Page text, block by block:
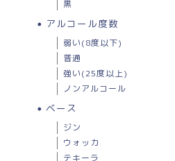
黒
アルコール度数
弱い(8度以下)
普通
強い(25度以上)
ノンアルコール
ベース
ジン
ウォッカ
テキーラ